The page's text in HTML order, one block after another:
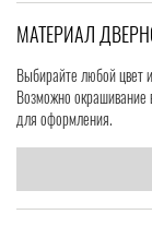
МАТЕРИАЛ
Выбирайте любой цвет
Возможно окрашивание
для оформления.